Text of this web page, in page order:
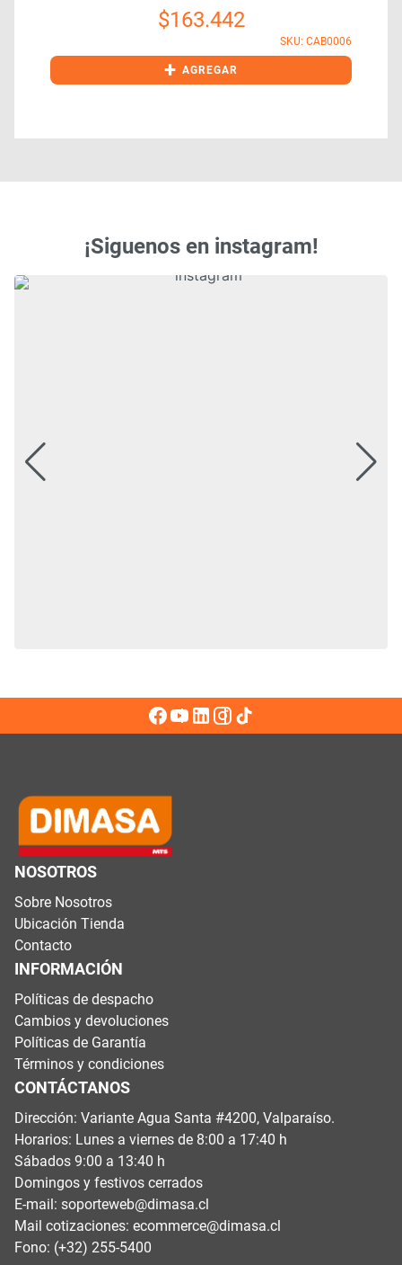
$163.442
SKU: CAB0006
+ AGREGAR
¡Siguenos en instagram!
NOSOTROS
Sobre Nosotros
Ubicación Tienda
Contacto
INFORMACIÓN
Políticas de despacho
Cambios y devoluciones
Políticas de Garantía
Términos y condiciones
CONTÁCTANOS
Dirección: Variante Agua Santa #4200, Valparaíso.
Horarios: Lunes a viernes de 8:00 a 17:40 h
Sábados 9:00 a 13:40 h
Domingos y festivos cerrados
E-mail: soporteweb@dimasa.cl
Mail cotizaciones: ecommerce@dimasa.cl
Fono: (+32) 255-5400